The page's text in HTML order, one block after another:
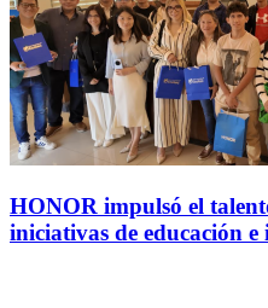
HONOR impulsó el
iniciativas de educación e